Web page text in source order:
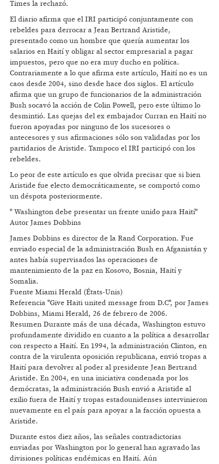
Times la rechazó.
El diario afirma que el IRI participó conjuntamente con
rebeldes para derrocar a Jean Bertrand Aristide,
presentado como un hombre que quería aumentar los
salarios en Haití y obligar al sector empresarial a pagar
impuestos, pero que no era muy ducho en política.
Contrariamente a lo que afirma este artículo, Haití no es un
caos desde 2004, sino desde hace dos siglos. El artículo
afirma que un grupo de funcionarios de la administración
Bush socavó la acción de Colin Powell, pero este último lo
desmintió. Las quejas del ex embajador Curran en Haití no
fueron apoyadas por ninguno de los sucesores o
antecesores y sus afirmaciones sólo son validadas por los
partidarios de Aristide. Tampoco el IRI participó con los
rebeldes.
Lo peor de este artículo es que olvida precisar que si bien
Aristide fue electo democráticamente, se comportó como
un déspota posteriormente.
" Washington debe presentar un frente unido para Haití"
Autor James Dobbins
James Dobbins es director de la Rand Corporation. Fue
enviado especial de la administración Bush en Afganistán y
antes había supervisados las operaciones de
mantenimiento de la paz en Kosovo, Bosnia, Haití y
Somalia.
Fuente Miami Herald (États-Unis)
Referencia "Give Haiti united message from D.C", por James
Dobbins, Miami Herald, 26 de febrero de 2006.
Resumen Durante más de una década, Washington estuvo
profundamente dividido en cuanto a la política a desarrollar
con respecto a Haití. En 1994, la administración Clinton, en
contra de la virulenta oposición republicana, envió tropas a
Haití para devolver al poder al presidente Jean Bertrand
Aristide. En 2004, en una iniciativa condenada por los
demócratas, la administración Bush envió a Aristide al
exilio fuera de Haití y tropas estadounidenses intervinieron
nuevamente en el país para apoyar a la facción opuesta a
Aristide.
Durante estos diez años, las señales contradictorias
enviadas por Washington por lo general han agravado las
divisiones políticas endémicas en Haití. Aún